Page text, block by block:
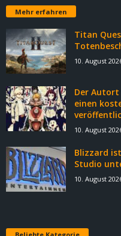
Mehr erfahren
Titan
10. August
Der Autort
einen
10. August
Blizzard
Studio
10. August